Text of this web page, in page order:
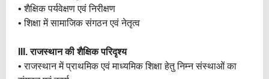
• शैक्षिक पर्यवेक्षण एवं निरीक्षण
• शिक्षा में सामाजिक संगठन एवं नेतृत्व
III. राजस्थान की शैक्षिक परिदृश्य
• राजस्थान में प्राथमिक एवं माध्यमिक शिक्षा हेतु निम्न संस्थाओं का